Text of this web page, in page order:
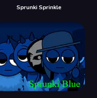
Sprunki Sprinkle